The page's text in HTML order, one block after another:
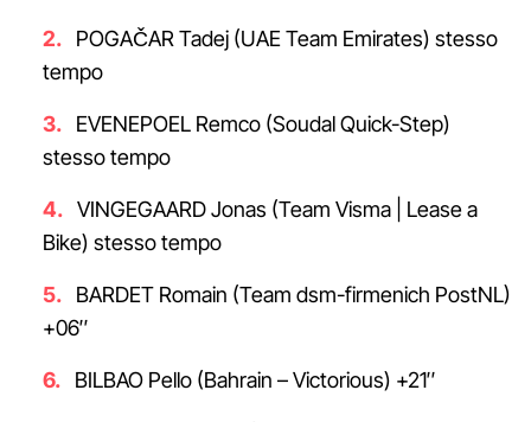
POGAČAR Tadej (UAE Team Emirates) stesso
tempo
EVENEPOEL Remco (Soudal Quick-Step)
stesso tempo
VINGEGAARD Jonas (Team Visma | Lease a
Bike) stesso tempo
BARDET Romain (Team dsm-firmenich PostNL)
+06″
BILBAO Pello (Bahrain – Victorious) +21″